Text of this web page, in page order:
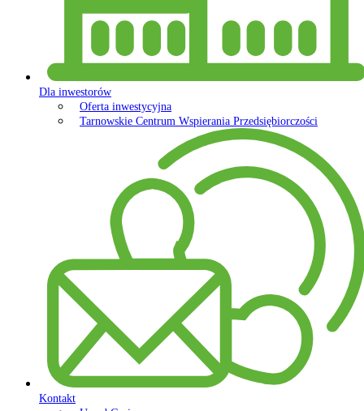
Dla inwestorów
Oferta inwestycyjna
Tarnowskie Centrum Wspierania Przedsiębiorczości
Kontakt